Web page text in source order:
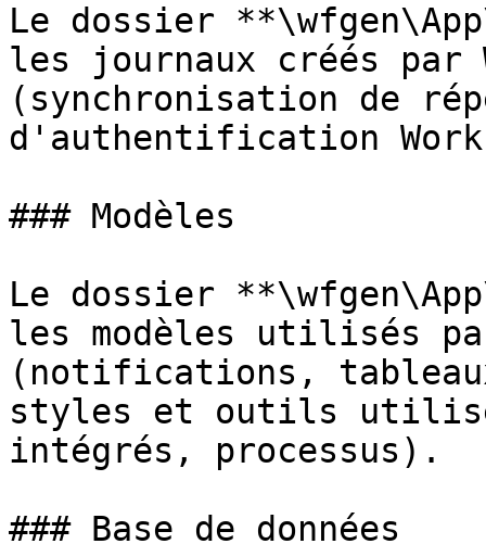
Le dossier
les journaux créés par
(synchronisation de
d'authentification
### Modèles
Le dossier
les modèles utilisés par
(notifications,
styles et outils
intégrés, processus).
### Base de données